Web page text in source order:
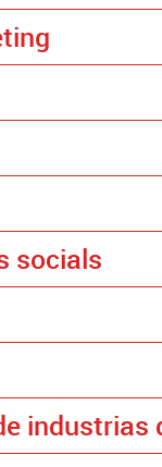
socials
industrias